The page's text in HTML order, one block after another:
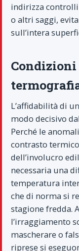
indirizza
o altri saggi,
sull’intera
L’affidabilità di
modo decisivo
Perché le
contrasto
dell’involucro
necessaria una
temperatura
che di norma si
stagione fredda.
l’irraggiamento
mascherare o
riprese si